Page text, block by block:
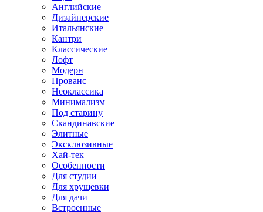
Английские
Дизайнерские
Итальянские
Кантри
Классические
Лофт
Модерн
Прованс
Неоклассика
Минимализм
Под старину
Скандинавские
Элитные
Эксклюзивные
Хай-тек
Особенности
Для студии
Для хрущевки
Для дачи
Встроенные